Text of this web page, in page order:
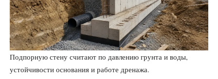
Подпорную стену считают по давлению грунта и воды,
устойчивости основания и работе дренажа.